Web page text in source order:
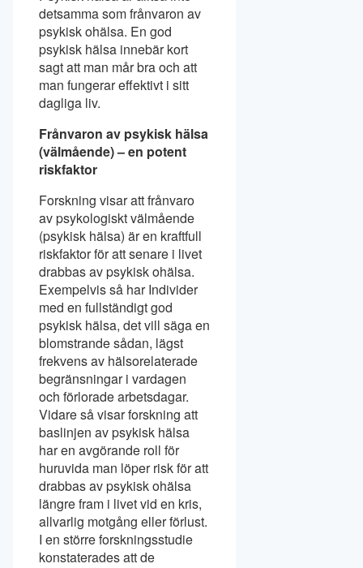
detsamma som frånvaron av
psykisk ohälsa. En god
psykisk hälsa innebär kort
sagt att man mår bra och att
man fungerar effektivt i sitt
dagliga liv.
Frånvaron av psykisk hälsa
(välmående) – en potent
riskfaktor
Forskning visar att frånvaro
av psykologiskt välmående
(psykisk hälsa) är en kraftfull
riskfaktor för att senare i livet
drabbas av psykisk ohälsa.
Exempelvis så har Individer
med en fullständigt god
psykisk hälsa, det vill säga en
blomstrande sådan, lägst
frekvens av hälsorelaterade
begränsningar i vardagen
och förlorade arbetsdagar.
Vidare så visar forskning att
baslinjen av psykisk hälsa
har en avgörande roll för
huruvida man löper risk för att
drabbas av psykisk ohälsa
längre fram i livet vid en kris,
allvarlig motgång eller förlust.
I en större forskningsstudie
konstaterades att de